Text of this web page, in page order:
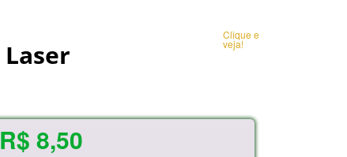
Clique e
veja!
R$ 8,50